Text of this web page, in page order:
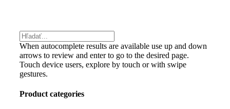
When autocomplete results are available use up and down
arrows to review and enter to go to the desired page.
Touch device users, explore by touch or with swipe
gestures.
Product categories